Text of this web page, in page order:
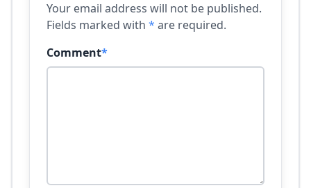
Your email address will not be published.
Fields marked with * are required.
Comment*